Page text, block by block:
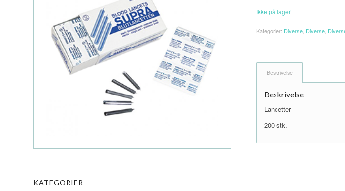
KATEGORIER
Ikke på lager
Kategorier: Diverse, Diverse,
Beskrivelse
Beskrivelse
Lancetter
200 stk.